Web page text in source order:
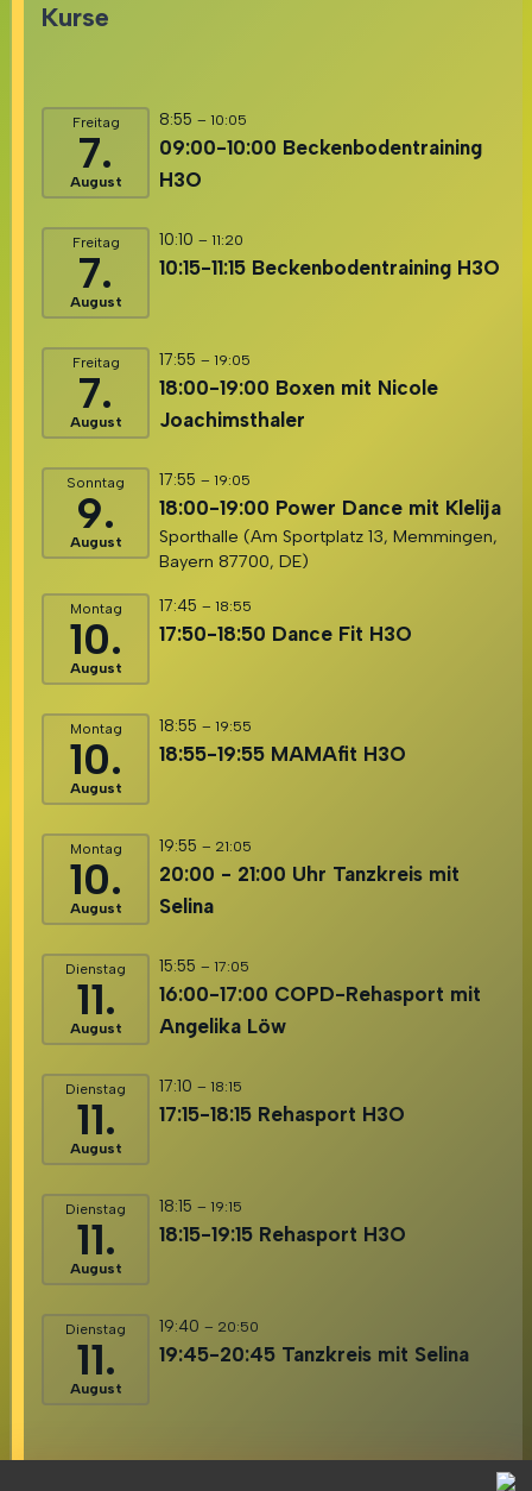
Kurse
Freitag
7.
August
8:55 – 10:05
09:00-10:00 Beckenbodentraining
H3O
Freitag
7.
August
10:10 – 11:20
10:15-11:15 Beckenbodentraining H3O
Freitag
7.
August
17:55 – 19:05
18:00-19:00 Boxen mit Nicole
Joachimsthaler
Sonntag
9.
August
17:55 – 19:05
18:00-19:00 Power Dance mit Klelija
Sporthalle (Am Sportplatz 13, Memmingen,
Bayern 87700, DE)
Montag
10.
August
17:45 – 18:55
17:50-18:50 Dance Fit H3O
Montag
10.
August
18:55 – 19:55
18:55-19:55 MAMAfit H3O
Montag
10.
August
19:55 – 21:05
20:00 - 21:00 Uhr Tanzkreis mit
Selina
Dienstag
11.
August
15:55 – 17:05
16:00-17:00 COPD-Rehasport mit
Angelika Löw
Dienstag
11.
August
17:10 – 18:15
17:15-18:15 Rehasport H3O
Dienstag
11.
August
18:15 – 19:15
18:15-19:15 Rehasport H3O
Dienstag
11.
August
19:40 – 20:50
19:45-20:45 Tanzkreis mit Selina